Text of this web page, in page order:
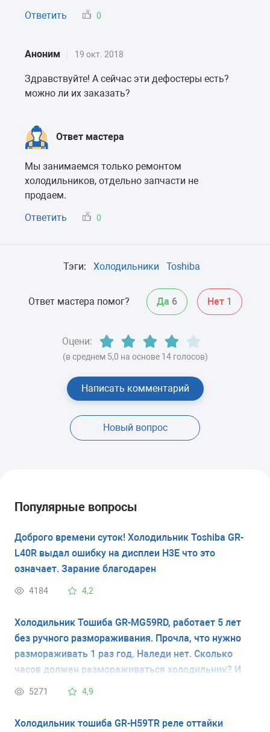
Ответить
0
Аноним 19 окт. 2018
Здравствуйте! А сейчас эти дефостеры есть?
можно ли их заказать?
Ответ мастера
Мы занимаемся только ремонтом
холодильников, отдельно запчасти не
продаем.
Ответить
0
Тэги: Холодильники Toshiba
Ответ мастера помог? Да 6 Нет 1
Оцени:
(в среднем 5,0 на основе 14 голосов)
Написать комментарий
Новый вопрос
Популярные вопросы
Доброго времени суток! Холодильник Toshiba GR-
L40R выдал ошибку на дисплеи H3E что это
означает. Зарание благодарен
4184 4,2
Холодильник Тошиба GR-MG59RD, работает 5 лет
без ручного размораживания. Прочла, что нужно
размораживать 1 раз год. Наледи нет. Сколько
часов должен размораживаться холодильник? И
нужно ли это делать? Холодильник чистый. запаха
5271 4,9
Холодильник тошиба GR-H59TR реле оттайки